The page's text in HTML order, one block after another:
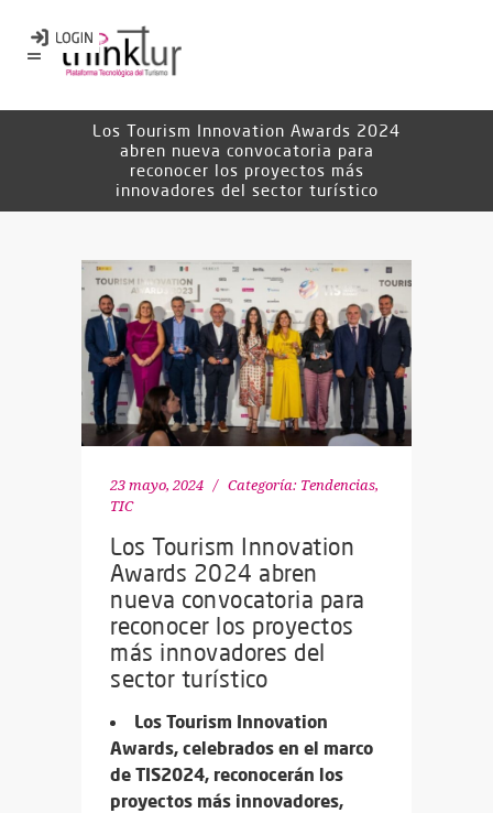
Los Tourism Innovation Awards 2024
abren nueva convocatoria para
reconocer los proyectos más
innovadores del sector turístico
23 mayo, 2024 Categoría: Tendencias,
TIC
Los Tourism Innovation
Awards 2024 abren
nueva convocatoria para
reconocer los proyectos
más innovadores del
sector turístico
Los Tourism Innovation
Awards, celebrados en el marco
de TIS2024, reconocerán los
proyectos más innovadores,